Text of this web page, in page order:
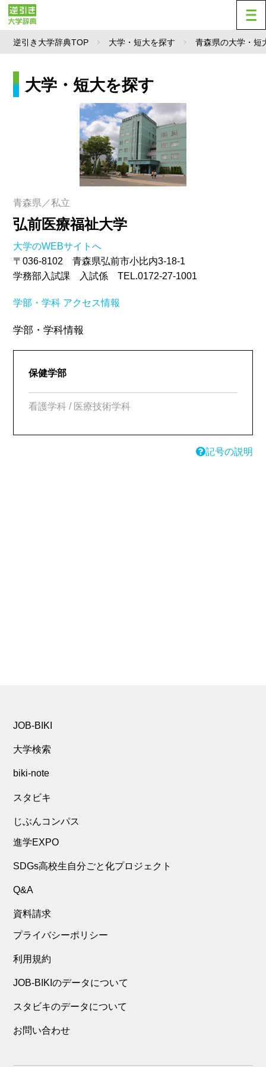
逆引き大学辞典TOP 大学・短大を探す 青森県の大学・短
大学・短大を探す
青森県／私立
弘前医療福祉大学
大学のWEBサイトへ
〒036-8102 青森県弘前市小比内3-18-1
学務部入試課 入試係 TEL.0172-27-1001
学部・学科 アクセス情報
学部・学科情報
保健学部
看護学科 / 医療技術学科
記号の説明
JOB-BIKI
大学検索
biki-note
スタビキ
じぶんコンパス
進学EXPO
SDGs高校生自分ごと化プロジェクト
Q&A
資料請求
プライバシーポリシー
利用規約
JOB-BIKIのデータについて
スタビキのデータについて
お問い合わせ